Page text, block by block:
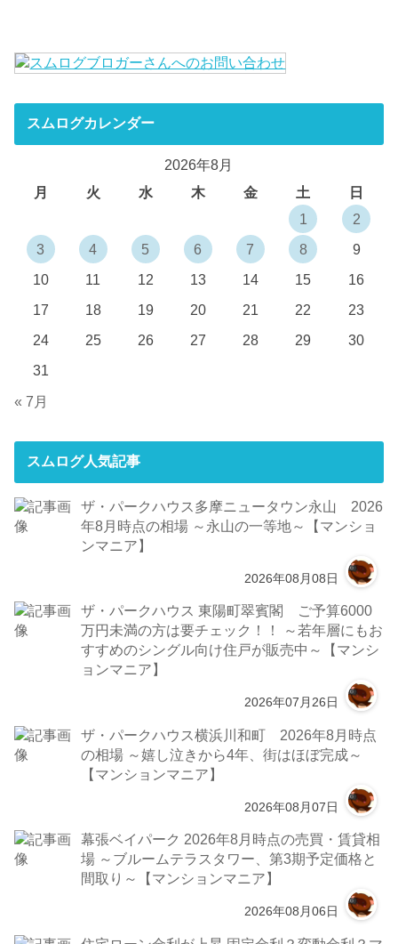
スムログカレンダー
2026年8月
月
火 水 木 金 土
日
1
2
3
4 5 6 7 8
9
10
11 12 13 14 15
16
17
18 19 20 21 22
23
24
25 26 27 28 29
30
31
« 7月
スムログ人気記事
ザ・パークハウス多摩ニュータウン永山 2026
年8月時点の相場 ～永山の一等地～【マンショ
ンマニア】
2026年08月08日
ザ・パークハウス 東陽町翠賓閣 ご予算6000
万円未満の方は要チェック！！ ～若年層にもお
すすめのシングル向け住戸が販売中～【マンシ
ョンマニア】
2026年07月26日
ザ・パークハウス横浜川和町 2026年8月時点
の相場 ～嬉し泣きから4年、街はほぼ完成～
【マンションマニア】
2026年08月07日
幕張ベイパーク 2026年8月時点の売買・賃貸相
場 ～ブルームテラスタワー、第3期予定価格と
間取り～【マンションマニア】
2026年08月06日